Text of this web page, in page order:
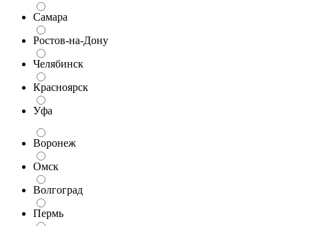
Самара
Ростов-на-Дону
Челябинск
Красноярск
Уфа
Воронеж
Омск
Волгоград
Пермь